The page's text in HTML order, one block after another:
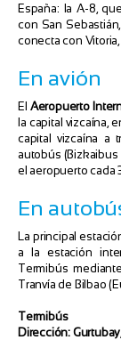
España: la A-8,
con San
conecta con Vitoria,
En avión
El Aeropuerto
la capital vizcaína,
capital vizcaína a
autobús
el aeropuerto cada
En
La principal
a la estación
Termibús
Tranvía de Bilbao
Termibús
Dirección: Gurtubay,